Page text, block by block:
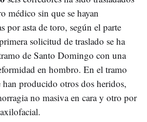
médico sin que se hayan
por asta de toro, según el parte
solicitud de traslado se ha
de Santo Domingo con una
en hombro. En el tramo
han producido otros dos heridos,
no masiva en cara y otro por